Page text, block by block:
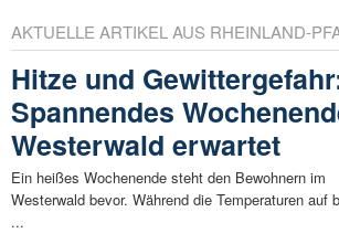
AKTUELLE ARTIKEL AUS RHEINLAND-
Hitze und
Spannendes
Westerwald erwartet
Ein heißes Wochenende steht den Bewohnern im
Westerwald bevor. Während die Temperaturen auf
...